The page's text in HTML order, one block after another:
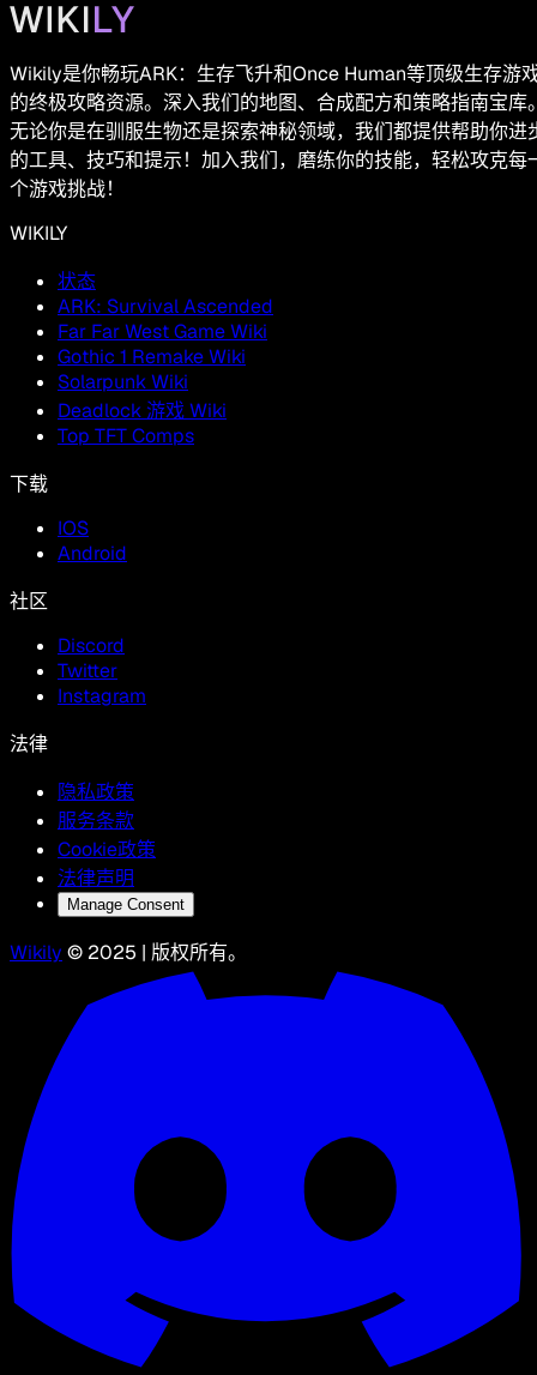
Wikily是你畅玩ARK：生存飞升和Once Human等顶级生存游
的终极攻略资源。深入我们的地图、合成配方和策略指南宝库
无论你是在驯服生物还是探索神秘领域，我们都提供帮助你进
的工具、技巧和提示！加入我们，磨练你的技能，轻松攻克每
个游戏挑战！
WIKILY
状态
ARK: Survival Ascended
Far Far West Game Wiki
Gothic 1 Remake Wiki
Solarpunk Wiki
Deadlock 游戏 Wiki
Top TFT Comps
下载
IOS
Android
社区
Discord
Twitter
Instagram
法律
隐私政策
服务条款
Cookie政策
法律声明
Manage Consent
Wikily © 2025 | 版权所有。